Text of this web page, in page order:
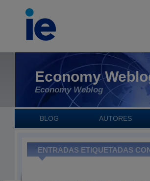
Economy
Economy Weblog
BLOG AUTORES
ENTRADAS ETIQUETADAS